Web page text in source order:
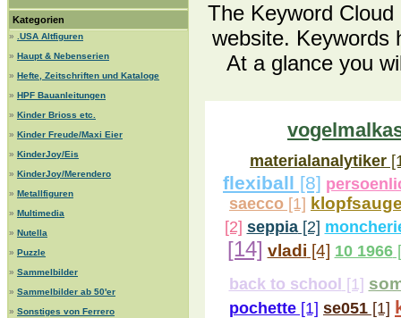
Kategorien
»
.USA Altfiguren
» Haupt & Nebenserien
» Hefte, Zeitschriften und Kataloge
» HPF Bauanleitungen
» Kinder Brioss etc.
» Kinder Freude/Maxi Eier
» KinderJoy/Eis
» KinderJoy/Merendero
» Metallfiguren
» Multimedia
» Nutella
» Puzzle
» Sammelbilder
» Sammelbilder ab 50'er
» Sonstiges von Ferrero
The Keyword
website. Keywords
At a glance you
materialanalytiker
flexiball [8]
saecco [1]
[2] seppia[2]
[14] vladi [4] 10 1966
back to school
[1]
pochette [1] se051 [1]